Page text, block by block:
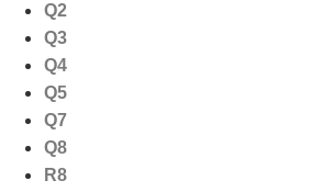
Q2
Q3
Q4
Q5
Q7
Q8
R8